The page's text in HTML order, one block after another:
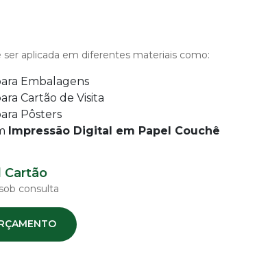
ser aplicada em diferentes materiais como:
Embalagens
Cartão de Visita
Pôsters
Impressão Digital em Papel Couchê
Cartão
sob consulta